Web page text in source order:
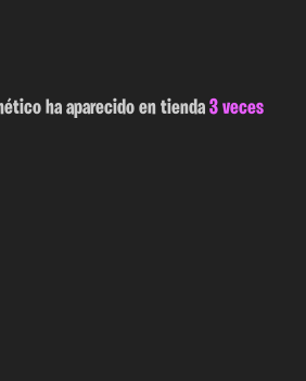
ha aparecido en tienda 3 veces